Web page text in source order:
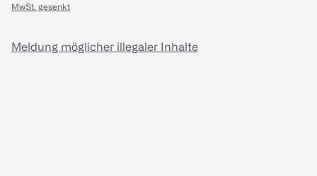
MwSt. gesenkt
Meldung möglicher illegaler Inhalte